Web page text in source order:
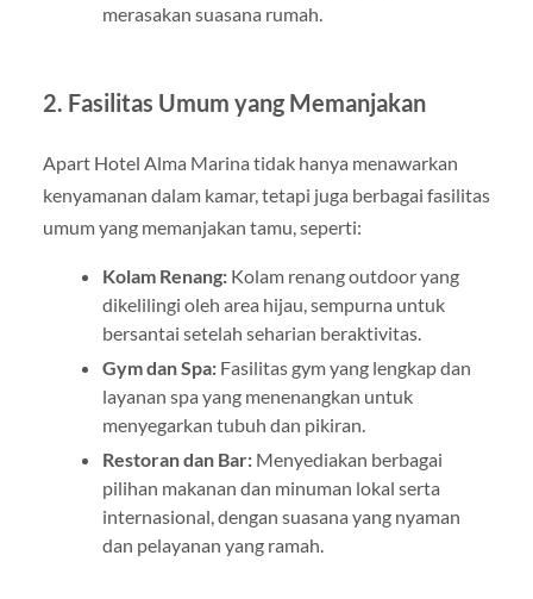
merasakan suasana rumah.
2. Fasilitas Umum yang Memanjakan
Apart Hotel Alma Marina tidak hanya menawarkan
kenyamanan dalam kamar, tetapi juga berbagai fasilitas
umum yang memanjakan tamu, seperti:
Kolam Renang:Kolam renang outdoor yang
dikelilingi oleh area hijau, sempurna untuk
bersantai setelah seharian beraktivitas.
Gym dan Spa:Fasilitas gym yang lengkap dan
layanan spa yang menenangkan untuk
menyegarkan tubuh dan pikiran.
Restoran dan Bar:Menyediakan berbagai
pilihan makanan dan minuman lokal serta
internasional, dengan suasana yang nyaman
dan pelayanan yang ramah.